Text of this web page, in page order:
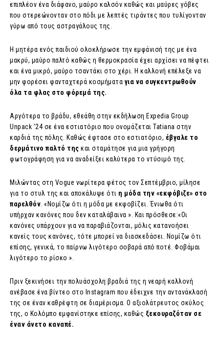
επιπλέον ένα διάφανο, μαύρο καλσόν καθώς και μαύρες γόβες
που στερεώνονταν στο πόδι με λεπτές τιράντες που τυλίγονταν
γύρω από τους αστραγάλους της.
Η μητέρα ενός παιδιού ολοκλήρωσε την εμφάνισή της με ένα
μακρύ, μαύρο παλτό καθώς η θερμοκρασία έχει αρχίσει να πέφτει
και ένα μικρό, μαύρο τσαντάκι στο χέρι. Η καλλονή επέλεξε να
μην φορέσει φανταχτερά κοσμήματα για να συγκεντρωθούν
όλα τα φλας στο φόρεμά της.
Αργότερα το βράδυ, εθεάθη στην εκδήλωση Expedia Group
Unpack ’24 σε ένα εστιατόριο που ονομάζεται Tatiana στην
καρδιά της πόλης. Καθώς έφτασε στο εστιατόριο, έβγαλε το
δερμάτινο παλτό της και σταμάτησε για μια γρήγορη
φωτογράφηση για να αναδείξει καλύτερα το ντύσιμό της.
Μιλώντας στη Vogue νωρίτερα φέτος τον Σεπτέμβριο, μίλησε
για το στυλ της και αποκάλυψε ότι η μόδα την «εκφόβιζε» στο
παρελθόν. «Νομίζω ότι η μόδα με εκφοβίζει. Ένιωθα ότι
υπήρχαν κανόνες που δεν καταλάβαινα ». Και πρόσθεσε:«Οι
κανόνες υπάρχουν για να παραβιάζονται, μόλις κατανοήσει
κανείς τους κανόνες, τότε μπορεί να διασκεδάσει. Νομίζω ότι
επίσης, γενικά, το παίρνω λιγότερο σοβαρά από ποτέ. Φοβάμαι
λιγότερο το ρίσκο ».
Πριν ξεκινήσει την πολυάσχολη βραδιά της η νεαρή καλλονή
ανέβασε ένα βίντεο στο Instagram που έδειχνε την αντανάκλασή
της σε έναν καθρέφτη σε διαμέρισμα. Ο αξιολάτρευτος σκύλος
της, ο Κολόμπο εμφανίστηκε επίσης, καθώς ξεκουραζόταν σε
έναν άνετο καναπέ.